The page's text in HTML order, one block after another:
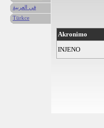
Akronimo
INJENO
في العربية
Türkce